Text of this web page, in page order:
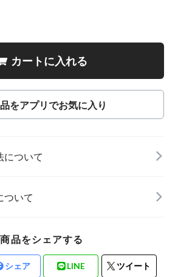
カートに入れる
をアプリでお気に入り
について
ついて
商品をシェアする
シェア LINE ツイート